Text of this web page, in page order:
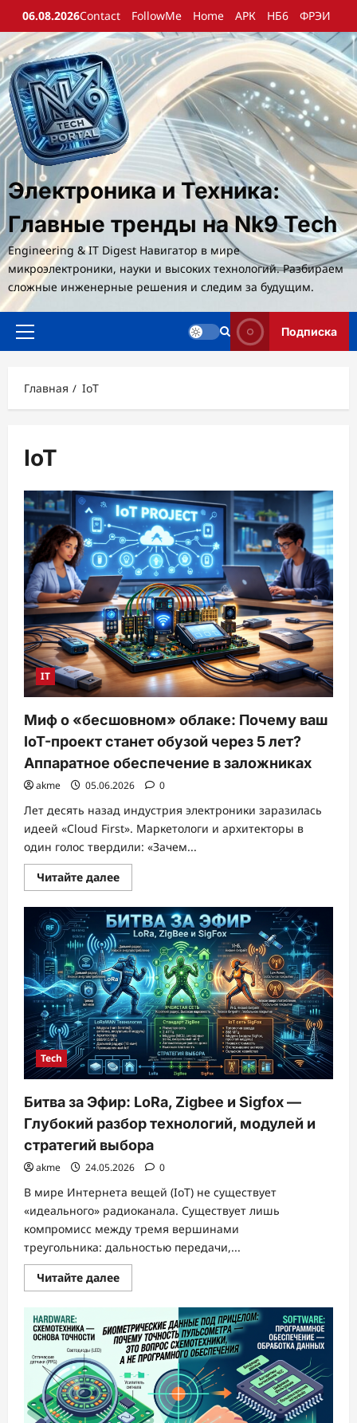
Перейти
содержимому
06.08.2026Contact FollowMe Home АРК НБ6 ФРЭИ
Электроника и Техника:
Главные тренды на Nk9 Tech
Engineering & IT Digest Навигатор в мире
микроэлектроники, науки и высоких технологий. Разбираем
сложные инженерные решения и следим за будущим.
Основное
Подписка
Главная IoT
IoT
IT
Миф о «бесшовном» облаке: Почему ваш
IoT-проект станет обузой через 5 лет?
Аппаратное обеспечение в заложниках
akme 05.06.2026 0
Лет десять назад индустрия электроники заразилась
идеей «Cloud First». Маркетологи и архитекторы в
один голос твердили: «Зачем...
Читайте далееПрочитать
больше
Миф
о
«бесшовном»
облаке:
Почему
ваш
IoT-
проект
станет
обузой
через
5
лет?
Аппаратное
обеспечение
в
Tech
Битва за Эфир: LoRa, Zigbee и Sigfox —
Глубокий разбор технологий, модулей и
стратегий выбора
akme 24.05.2026 0
В мире Интернета вещей (IoT) не существует
«идеального» радиоканала. Существует лишь
компромисс между тремя вершинами
треугольника: дальностью передачи,...
Читайте далееПрочитать
больше
Битва
за
Эфир:
LoRa,
Zigbee
и
Sigfox
—
Глубокий
разбор